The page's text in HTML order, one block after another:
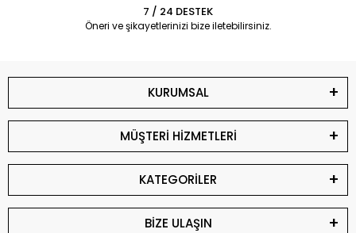
7 / 24 DESTEK
Öneri ve şikayetlerinizi bize iletebilirsiniz.
KURUMSAL
MÜŞTERİ HİZMETLERİ
KATEGORİLER
BİZE ULAŞIN